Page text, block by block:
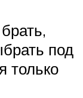
под
только